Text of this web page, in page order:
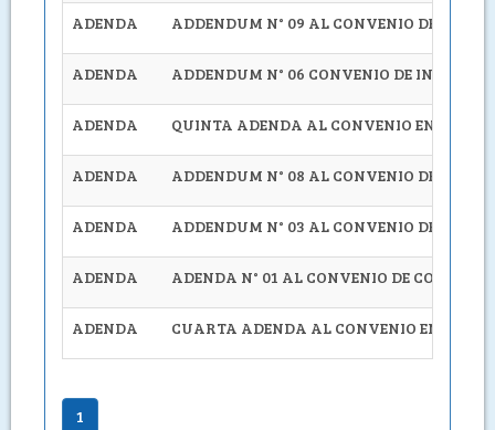
ADENDA ADDENDUM N° 09 AL CONVENIO DE
ADENDA ADDENDUM N° 06 CONVENIO DE
ADENDA QUINTA ADENDA AL CONVENIO ENTRE EL
ADENDA ADDENDUM N° 08 AL CONVENIO DE
ADENDA ADDENDUM N° 03 AL CONVENIO DE
ADENDA ADENDA N° 01 AL CONVENIO DE
ADENDA CUARTA ADENDA AL CONVENIO ENTRE
1